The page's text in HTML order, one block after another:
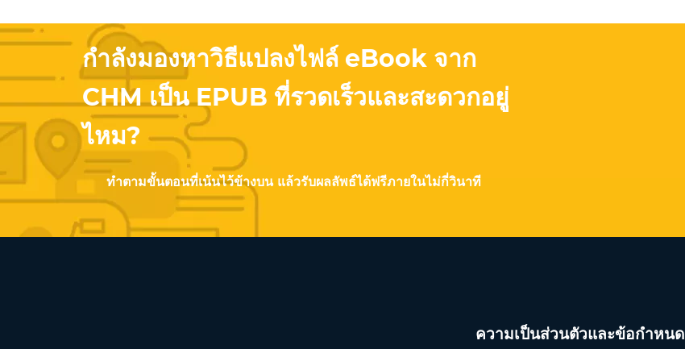
กำลังมองหาวิธีแปลงไฟล์ eBook จาก
CHM เป็น EPUB ที่รวดเร็วและสะดวกอยู่
ไหม?
ทำตามขั้นตอนที่เน้นไว้ข้างบน แล้วรับผลลัพธ์ได้ฟรีภายในไม่กี่วินาที
ความเป็นส่วนตัวและข้อกำหนด